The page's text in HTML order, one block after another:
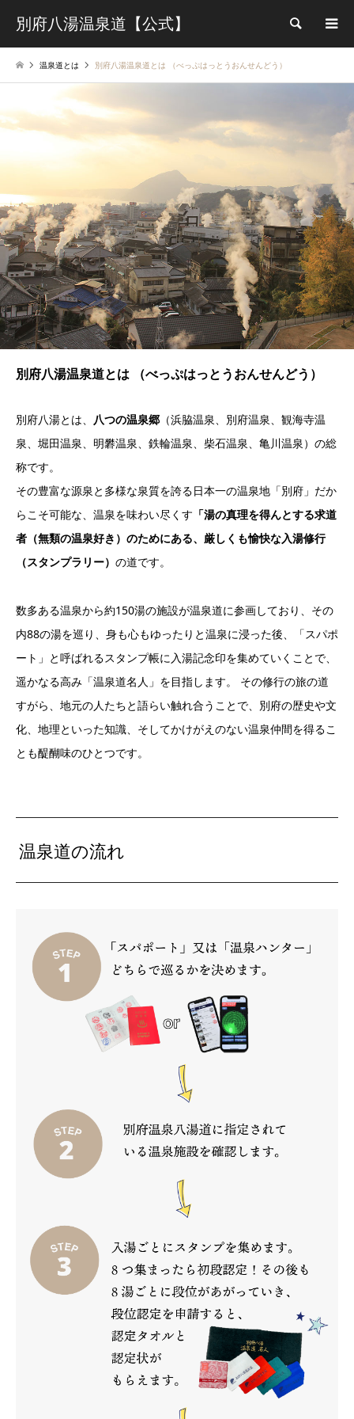
別府八湯温泉道【公式】 検索
温泉道とは 別府八湯温泉道とは （べっぷはっとうおんせんどう）
別府八湯温泉道とは （べっぷはっとうおんせんどう）
別府八湯とは、 八つの温泉郷 （浜脇温泉、別府温泉、観海寺温
泉、堀田温泉、明礬温泉、鉄輪温泉、柴石温泉、亀川温泉）の総
称です。
その豊富な源泉と多様な泉質を誇る日本一の温泉地「別府」だか
らこそ可能な、温泉を味わい尽くす 「湯の真理を得んとする求道
者（無類の温泉好き）のためにある、厳しくも愉快な入湯修行
（スタンプラリー） の道です。
数多ある温泉から約150湯の施設が温泉道に参画しており、その
内88の湯を巡り、身も心もゆったりと温泉に浸った後、「スパポ
ート」と呼ばれるスタンプ帳に入湯記念印を集めていくことで、
遥かなる高み「温泉道名人」を目指します。 その修行の旅の道
すがら、地元の人たちと語らい触れ合うことで、別府の歴史や文
化、地理といった知識、そしてかけがえのない温泉仲間を得るこ
とも醍醐味のひとつです。
温泉道の流れ